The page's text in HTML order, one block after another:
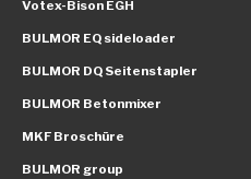
Votex-Bison EGH
BULMOR EQ sideloader
BULMOR DQ Seitenstapler
BULMOR Betonmixer
MKF Broschüre
BULMOR group